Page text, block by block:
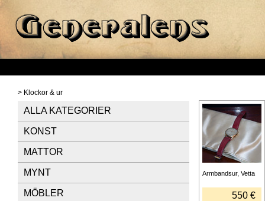
> Klockor & ur
ALLA KATEGORIER
KONST
MATTOR
MYNT
MÖBLER
Armbandsur, Vetta
550 €